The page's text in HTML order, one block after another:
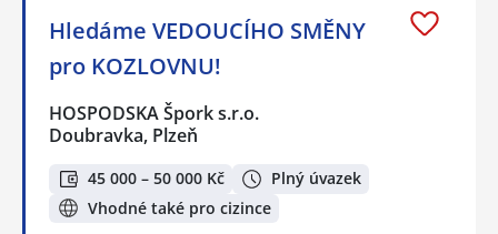
Hledáme VEDOUCÍHO SMĚNY
pro KOZLOVNU!
HOSPODSKA Špork s.r.o.
Doubravka, Plzeň
45 000 – 50 000 Kč
Plný úvazek
Vhodné také pro cizince